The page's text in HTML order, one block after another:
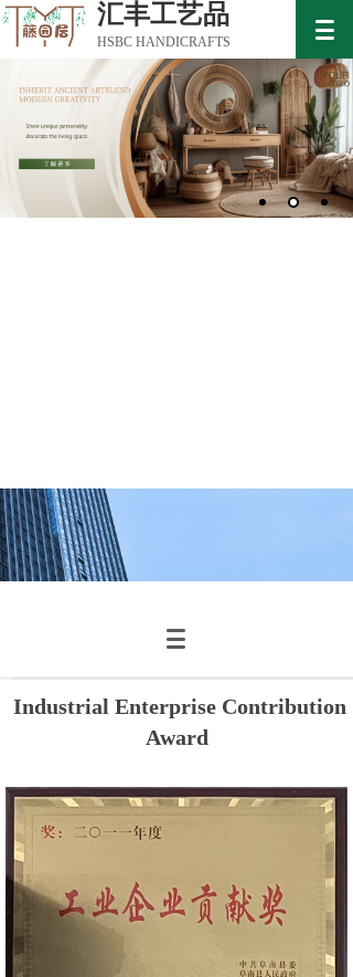
汇丰工艺品
HSBC HANDICRAFTS
Industrial Enterprise Contribution
Award